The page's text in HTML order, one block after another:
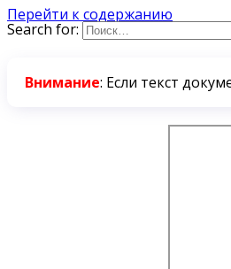
Перейти к содержанию
Search for:
Внимание: Если текст